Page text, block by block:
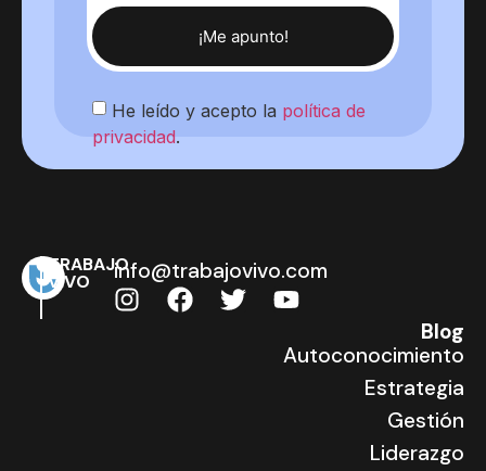
He leído y acepto la política de
privacidad.
¡Me apunto!
TRABAJO
VIVO info@trabajovivo.com
Blog
Autoconocimiento
Estrategia
Gestión
Liderazgo